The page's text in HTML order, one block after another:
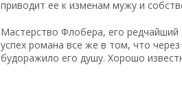
приводит ее к изменам мужу и
Мастерство Флобера, его редчайший
успех романа все же в том, что
будоражило его душу. Хорошо